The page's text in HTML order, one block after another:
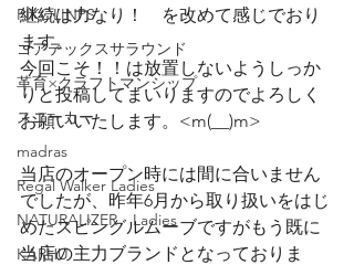
PIKOLINPS
ゴアテックスサラウンド
革育×クラフトマンシップ
スニーカー
madras
Regal Walker Ladies
NATURALIZER Ladies
KARHU
継続は力なり！　を改めて感じでおり
ます。
今回こそ！！は放置しないようしっか
りと投稿してまいりますのでよろしく
お願いいたします。<m(__)m>
当店のオープン時には間に合いません
でしたが、昨年6月から取り扱いをはじ
めたスピングルムーブですがもう既に
当店の主力ブランドとなっておりま